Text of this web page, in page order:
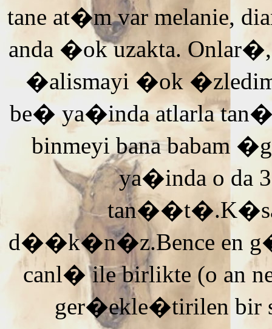
tane at�m var melanie,
anda �ok uzakta.
�alismayi �ok
be� ya�inda atlarla
binmeyi bana babam
ya�inda o da
d��k�n�z.Bence en
canl� ile birlikte (o an
ger�ekle�tirilen bir